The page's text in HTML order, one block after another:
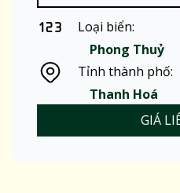
Loại biển:
Phong Thuỷ
Tỉnh thành phố:
Thanh Hoá
GIÁ